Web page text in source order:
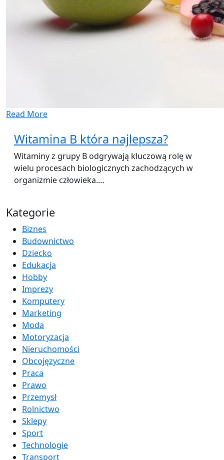
Read More
Witamina B która najlepsza?
Witaminy z grupy B odgrywają kluczową rolę w
wielu procesach biologicznych zachodzących w
organizmie człowieka.…
Kategorie
Biznes
Budownictwo
Dziecko
Edukacja
Hobby
Imprezy
Komputery
Marketing
Moda
Motoryzacja
Nieruchomości
Obcojęzyczne
Praca
Prawo
Przemysł
Rolnictwo
Sklepy
Sport
Technologie
Transport